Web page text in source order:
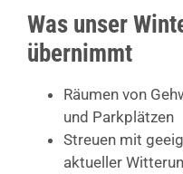
Was unser
übernimmt
Räumen von
und Parkplätzen
Streuen mit
aktueller